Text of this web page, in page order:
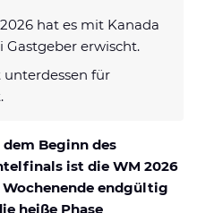
Deals
hat es mit Kanada
Gastgeber erwischt.
unterdessen für
Beginn des
ist die WM 2026
Wochenende endgültig
heiße Phase